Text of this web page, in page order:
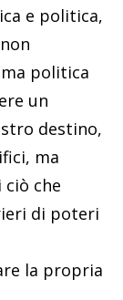
e politica,
politica
un
destino,
ma
che
di poteri
la propria